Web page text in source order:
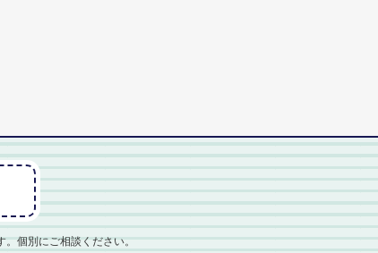
個別にご相談ください。